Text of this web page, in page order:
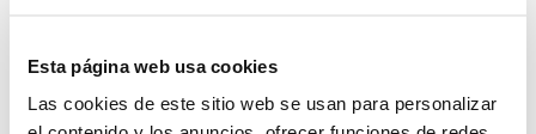
Esta página web usa cookies
Las cookies de este sitio web se usan para personalizar